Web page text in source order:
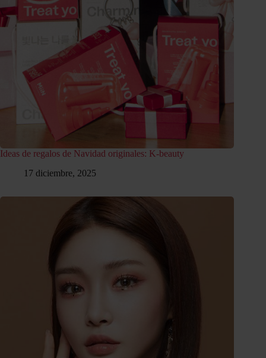
Ideas de regalos de Navidad originales: K-beauty
17 diciembre, 2025